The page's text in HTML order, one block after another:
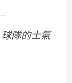
球隊的士氣